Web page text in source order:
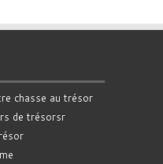
chasse au trésor
de trésorsr